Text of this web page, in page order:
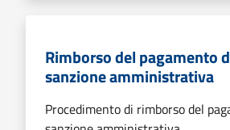
Rimborso del pagamento
sanzione amministrativa
Procedimento di rimborso del